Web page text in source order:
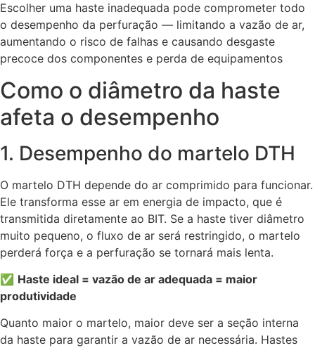
Escolher uma haste inadequada pode comprometer todo
o desempenho da perfuração — limitando a vazão de ar,
aumentando o risco de falhas e causando desgaste
precoce dos componentes e perda de equipamentos
Como o diâmetro da haste
afeta o desempenho
1. Desempenho do martelo DTH
O martelo DTH depende do ar comprimido para funcionar.
Ele transforma esse ar em energia de impacto, que é
transmitida diretamente ao BIT. Se a haste tiver diâmetro
muito pequeno, o fluxo de ar será restringido, o martelo
perderá força e a perfuração se tornará mais lenta.
✅ Haste ideal = vazão de ar adequada = maior
produtividade
Quanto maior o martelo, maior deve ser a seção interna
da haste para garantir a vazão de ar necessária. Hastes